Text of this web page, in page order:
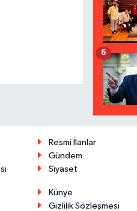
6
Resmi İlanlar
Gündem
Siyaset
Künye
Gizlilik Sözleşmesi